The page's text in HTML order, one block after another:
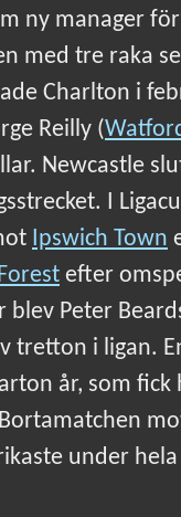
ny manager
med tre raka
Charlton i
Reilly (
Newcastle
I
Ipswich Town
efter
blev Peter
tretton i ligan.
år, som fick
under hela